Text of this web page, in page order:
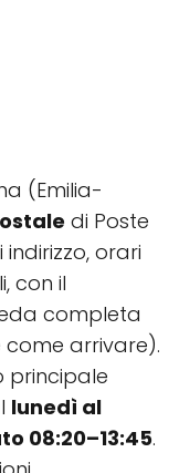
(Emilia-
di Poste
orari
con il
completa
arrivare).
principale
lunedì al
08:20–13:45.